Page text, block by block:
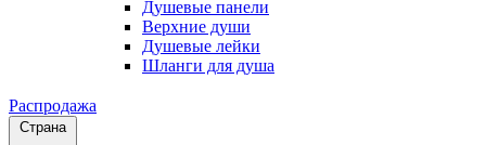
Душевые панели
Верхние души
Душевые лейки
Шланги для душа
Распродажа
Страна